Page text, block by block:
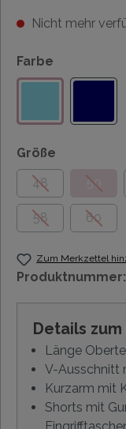
Nicht mehr
Farbe
Größe
48
50
58 60
Zum Merkzettel
Produktnummer:
Details
Länge
V-Ausschnitt
Kurzarm mit
Shorts mit